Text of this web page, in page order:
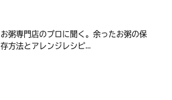
お粥専門店のプロに聞く。余ったお粥の保
存方法とアレンジレシピ...